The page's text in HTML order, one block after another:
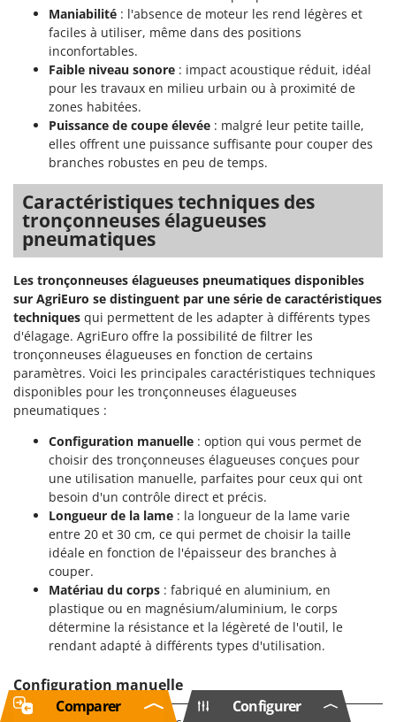
Maniabilité : l'absence de moteur les rend légères et
faciles à utiliser, même dans des positions
inconfortables.
Faible niveau sonore : impact acoustique réduit, idéal
pour les travaux en milieu urbain ou à proximité de
zones habitées.
Puissance de coupe élevée : malgré leur petite taille,
elles offrent une puissance suffisante pour couper des
branches robustes en peu de temps.
Caractéristiques techniques des
tronçonneuses élagueuses
pneumatiques
Les tronçonneuses élagueuses pneumatiques disponibles
sur AgriEuro se distinguent par une série de caractéristiques
techniques qui permettent de les adapter à différents types
d'élagage. AgriEuro offre la possibilité de filtrer les
tronçonneuses élagueuses en fonction de certains
paramètres. Voici les principales caractéristiques techniques
disponibles pour les tronçonneuses élagueuses
pneumatiques :
Configuration manuelle : option qui vous permet de
choisir des tronçonneuses élagueuses conçues pour
une utilisation manuelle, parfaites pour ceux qui ont
besoin d'un contrôle direct et précis.
Longueur de la lame : la longueur de la lame varie
entre 20 et 30 cm, ce qui permet de choisir la taille
idéale en fonction de l'épaisseur des branches à
couper.
Matériau du corps : fabriqué en aluminium, en
plastique ou en magnésium/aluminium, le corps
détermine la résistance et la légèreté de l'outil, le
rendant adapté à différents types d'utilisation.
Configuration manuelle
Configurer
Comparer